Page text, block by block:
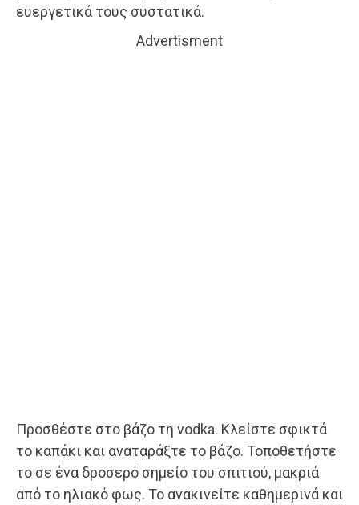
ευεργετικά τους συστατικά.
Advertisment
Προσθέστε στο βάζο τη vodka. Κλείστε σφικτά
το καπάκι και αναταράξτε το βάζο. Τοποθετήστε
το σε ένα δροσερό σημείο του σπιτιού, μακριά
από το ηλιακό φως. Το ανακινείτε καθημερινά και